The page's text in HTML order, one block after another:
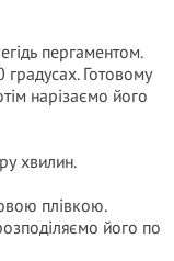
пергаментом.
Готовому
нарізаємо його
хвилин.
плівкою.
його по